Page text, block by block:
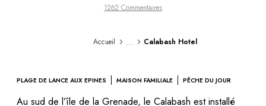
1262 Commentaires
Accueil ... Calabash Hotel
PLAGE DE LANCE AUX EPINES MAISON FAMILIALE PÊCHE DU JOUR
Au sud de l’île de la Grenade, le Calabash est installé